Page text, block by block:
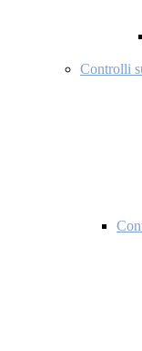
Controlli